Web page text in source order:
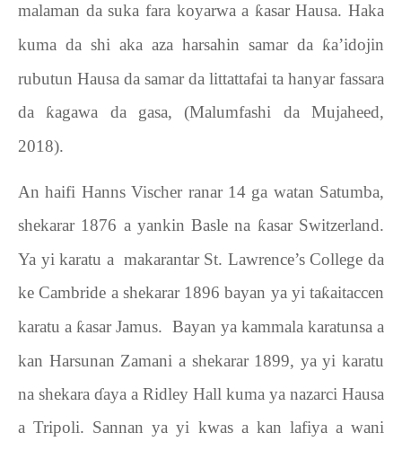
malaman da suka fara koyarwa a ƙasar Hausa. Haka
kuma da shi aka aza harsahin samar da ƙa’idojin
rubutun Hausa da samar da littattafai ta hanyar fassara
da ƙagawa da gasa, (Malumfashi da Mujaheed,
2018).
An haifi HannsVischerranar 14 ga watan Satumba,
shekarar 1876 a yankin Basle na ƙasar Switzerland.
Ya yi karatu a makarantar St. Lawrence’s College da
ke Cambride a shekarar 1896 bayan ya yi taƙaitaccen
karatu a ƙasar Jamus. Bayan ya kammala karatunsa a
kan Harsunan Zamani a shekarar 1899, ya yi karatu
na shekara ɗaya a Ridley Hall kuma ya nazarci Hausa
a Tripoli. Sannan ya yi kwas a kan lafiya a wani